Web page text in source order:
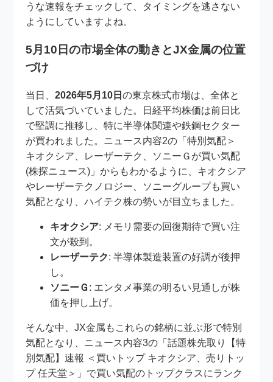
うな速報をチェックして、タイミングを逃さない
ようにしていますよね。
5月10日の市場全体の動きとJX金属の位置
づけ
当日、2026年5月10日の東京株式市場は、全体と
して活気づいていました。日経平均株価は前日比
で堅調に推移し、特に半導体関連や鉄鋼セクター
が買われました。ニュース内容2の「特別気配＞
キオクシア、レーザーテク、ソニーＧが買い気配
(株探ニュース)」からもわかるように、キオクシア
やレーザーテクノロジー、ソニーグループも買い
気配となり、ハイテク株の勢いが目立ちました。
キオクシア: メモリ需要の回復期待で買い注
文が殺到。
レーザーテク: 半導体製造装置の好調が後押
し。
ソニーＧ : エンタメ事業の明るい見通しが株
価を押し上げ。
そんな中、JX金属もこれらの銘柄に並ぶ形で特別
気配となり、ニュース内容3の「話題株先取り【特
別気配】速報 ＜買いトップ キオクシア、売りトッ
プ 任天堂＞」で買い気配のトップクラスにランク